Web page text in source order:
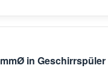
in Geschirrspüler